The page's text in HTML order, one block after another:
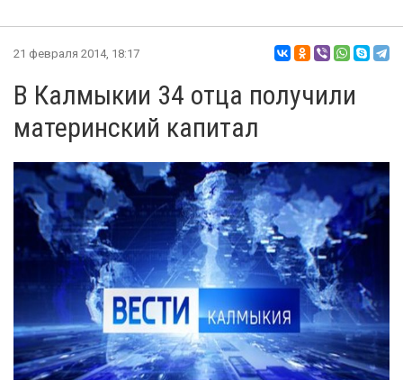
21 февраля 2014, 18:17
В Калмыкии 34 отца получили
материнский капитал